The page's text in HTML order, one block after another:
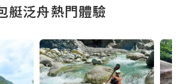
艇泛舟熱門體驗